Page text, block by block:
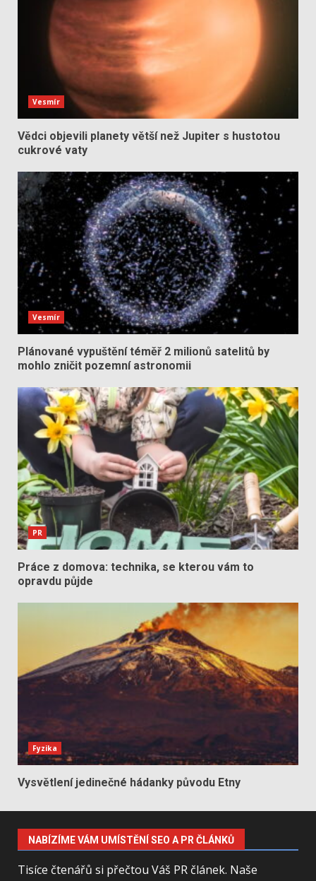
Vesmír
Vědci objevili planety větší než Jupiter s hustotou
cukrové vaty
Vesmír
Plánované vypuštění téměř 2 milionů satelitů by
mohlo zničit pozemní astronomii
PR
Práce z domova: technika, se kterou vám to
opravdu půjde
Fyzika
Vysvětlení jedinečné hádanky původu Etny
NABÍZÍME VÁM UMÍSTĚNÍ SEO A PR ČLÁNKŮ
Tisíce čtenářů si přečtou Váš PR článek. Naše